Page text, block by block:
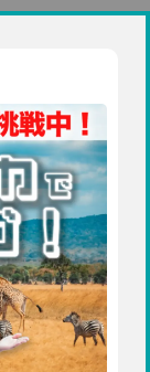
北海道
秋田
山形
福島
茨城
栃木
群馬